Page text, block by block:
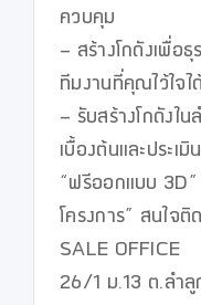
ควบคุม
- สร้างโกดังเพื่อ
ทีมงานที่คุณไว้ใจได้
- รับสร้างโกดังใ
เบื้องต้นและประเมิ
“ฟรีออกแบบ
โครงการ” สนใจติ
SALE OFFICE
26/1 ม.13 ต.ลำ